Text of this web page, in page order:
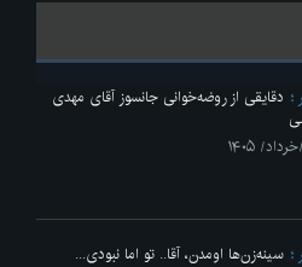
امام حسین(ع) در مراسم عزاداری هیئات
دقایقی از روضه‌خوانی جانسوز آقای مهدی
سینه‌زن‌ها اومدن،‌ آقا.. تو اما نبودی...